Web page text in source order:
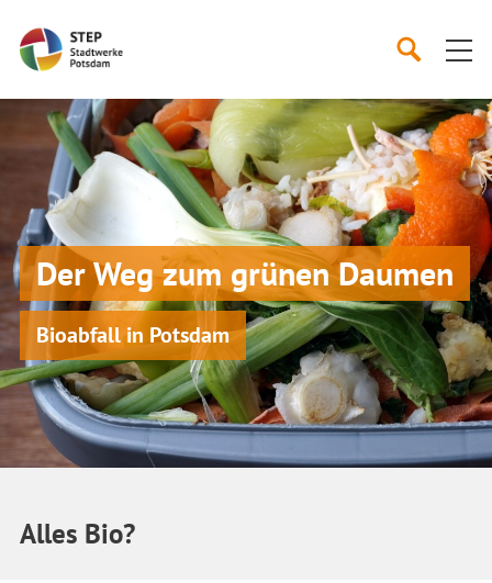
Startseite
Suche
Der Weg zum grünen Daumen
Bioabfall in Potsdam
Alles Bio?